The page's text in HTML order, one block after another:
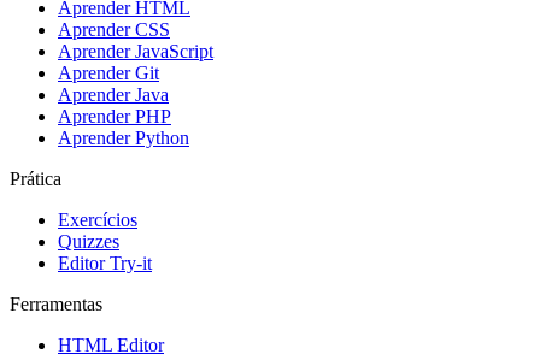
Aprender HTML
Aprender CSS
Aprender JavaScript
Aprender Git
Aprender Java
Aprender PHP
Aprender Python
Prática
Exercícios
Quizzes
Editor Try-it
Ferramentas
HTML Editor